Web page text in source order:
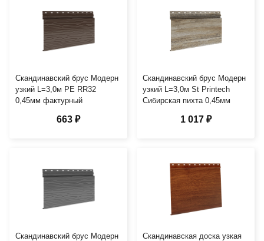
Скандинавский брус Модерн
узкий L=3,0м PE RR32
0,45мм фактурный
663 ₽
Скандинавский брус Модерн
узкий L=3,0м St Printech
Сибирская пихта 0,45мм
1 017 ₽
Скандинавский брус Модерн
Скандинавская доска узкая